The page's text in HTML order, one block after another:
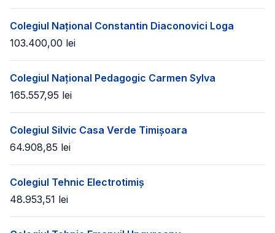
Colegiul Național Constantin Diaconovici Loga
103.400,00 lei
Colegiul Național Pedagogic Carmen Sylva
165.557,95 lei
Colegiul Silvic Casa Verde Timișoara
64.908,85 lei
Colegiul Tehnic Electrotimiș
48.953,51 lei